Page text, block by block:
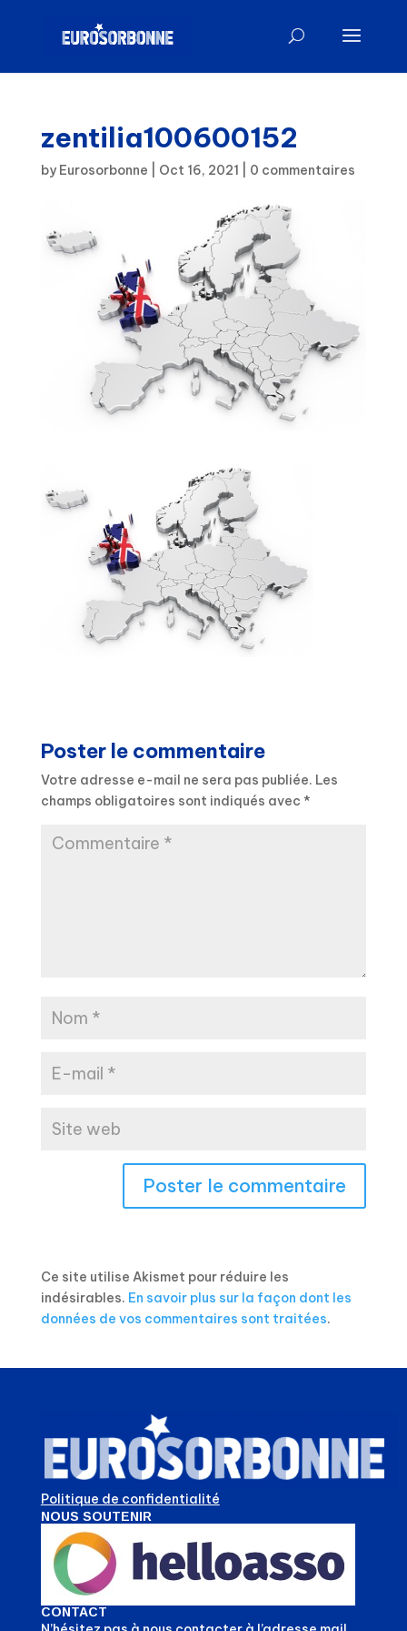
zentilia100600152
by Eurosorbonne Oct 16, 2021 0 commentaires
Poster le commentaire
Votre adresse e-mail ne sera pas publiée. Les
champs obligatoires sont indiqués avec *
Ce site utilise Akismet pour réduire les
indésirables. En savoir plus sur la façon dont les
données de vos commentaires sont traitées.
Politique de confidentialité
NOUS SOUTENIR
CONTACT